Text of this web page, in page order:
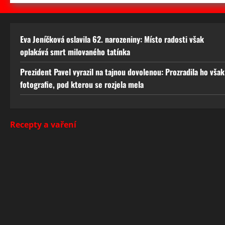
Eva Jeníčková oslavila 62. narozeniny: Místo radosti však
oplakává smrt milovaného tatínka
Prezident Pavel vyrazil na tajnou dovolenou: Prozradila ho však
fotografie, pod kterou se rozjela mela
Recepty a vaření